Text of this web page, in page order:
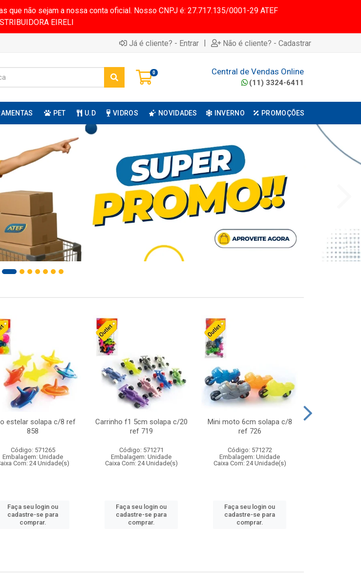
que não sejam a nossa conta oficial. Nosso CNPJ é: 27.717.135/0001-29 ATEF
EIRELI
Já é cliente? - Entrar | Não é cliente? - Cadastrar
0 Central de Vendas Online
(11) 3324-6411
PET U.D VIDROS NOVIDADES INVERNO PROMOÇÕES
estelar solapa c/8 ref
858
Código: 571265
Embalagem: Unidade
Com: 24 Unidade(s)
Faça seu login ou
cadastre-se para
comprar.
Carrinho f1 5cm solapa c/20
ref 719
Código: 571271
Embalagem: Unidade
Caixa Com: 24 Unidade(s)
Faça seu login ou
cadastre-se para
comprar.
Mini moto 6cm solapa c/8
ref 726
Código: 571272
Embalagem: Unidade
Caixa Com: 24 Unidade(s)
Faça seu login ou
cadastre-se para
comprar.